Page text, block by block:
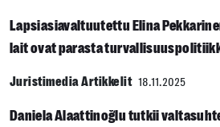
Lapsiasiavaltuutettu Elina
lait ovat parasta
Juristimedia Artikkelit 18.11.2025
Daniela Alaattinoğlu tutkii